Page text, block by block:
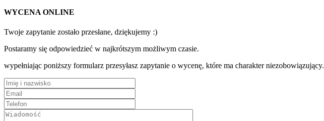
WYCENA ONLINE
Twoje zapytanie zostało przesłane, dziękujemy :)
Postaramy się odpowiedzieć w najkrótszym możliwym czasie.
wypełniając poniższy formularz przesyłasz zapytanie o wycenę, które ma charakter niezobowiązujący.